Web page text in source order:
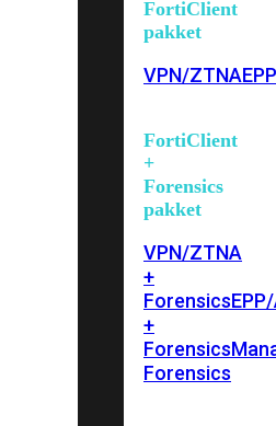
FortiClient
pakket
VPN/ZTNA
FortiClient
+
Forensics
pakket
VPN/ZTNA
+
Forensics
+
Forensics
Forensics